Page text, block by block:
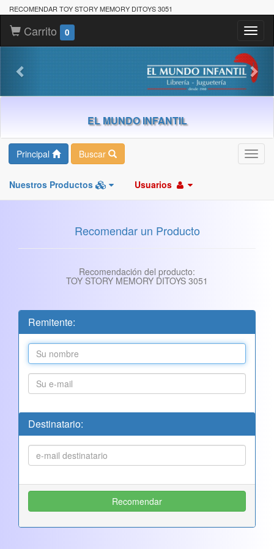
RECOMENDAR TOY STORY MEMORY DITOYS 3051
Carrito 0
EL MUNDO INFANTIL
Principal Buscar
Nuestros Productos Usuarios
Recomendar un Producto
Recomendación del producto:
TOY STORY MEMORY DITOYS 3051
Remitente:
Destinatario: